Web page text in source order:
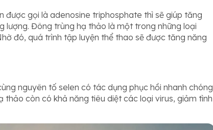
được gọi là adenosine triphosphate thì sẽ giúp tăng
lượng. Đông trùng hạ thảo là một trong những loại
đó, quá trình tập luyện thể thao sẽ được tăng năng
nguyên tố selen có tác dụng phục hồi nhanh chóng
còn có khả năng tiêu diệt các loại virus, giảm tình